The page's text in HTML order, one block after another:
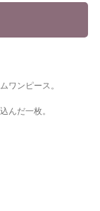
ワンピース。
んだ一枚。